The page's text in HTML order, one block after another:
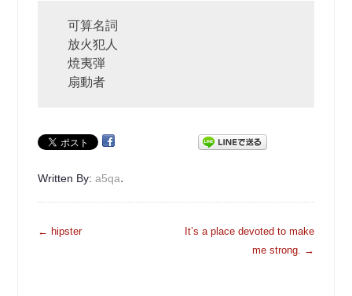
可算名詞
放火犯人
焼夷弾
扇動者
Written By:a5qa.
投
← hipster
It’s a place devoted to make
me strong. →